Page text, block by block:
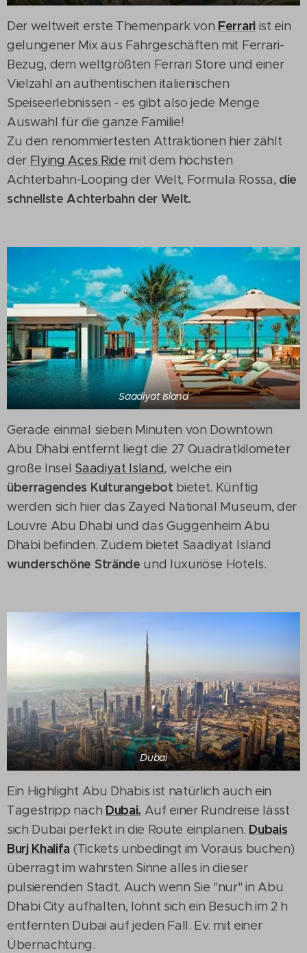
Der weltweit erste Themenpark von Ferrari ist ein
gelungener Mix aus Fahrgeschäften mit Ferrari-
Bezug, dem weltgrößten Ferrari Store und einer
Vielzahl an authentischen italienischen
Speiseerlebnissen - es gibt also jede Menge
Auswahl für die ganze Familie!
Zu den renommiertesten Attraktionen hier zählt
der Flying Aces Ride mit dem höchsten
Achterbahn-Looping der Welt, Formula Rossa, die
schnellste Achterbahn der Welt.
Saadiyat Island
Gerade einmal sieben Minuten von Downtown
Abu Dhabi entfernt liegt die 27 Quadratkilometer
große Insel Saadiyat Island, welche ein
überragendes Kulturangebot bietet. Künftig
werden sich hier das Zayed National Museum, der
Louvre Abu Dhabi und das Guggenheim Abu
Dhabi befinden. Zudem bietet Saadiyat Island
wunderschöne Strände und luxuriöse Hotels.
Dubai
Ein Highlight Abu Dhabis ist natürlich auch ein
Tagestripp nach Dubai. Auf einer Rundreise lässt
sich Dubai perfekt in die Route einplanen. Dubais
Burj Khalifa (Tickets unbedingt im Voraus buchen)
überragt im wahrsten Sinne alles in dieser
pulsierenden Stadt. Auch wenn Sie "nur" in Abu
Dhabi City aufhalten, lohnt sich ein Besuch im 2 h
entfernten Dubai auf jeden Fall. Ev. mit einer
Übernachtung.